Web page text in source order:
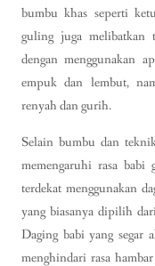
bumbu khas seperti
guling juga melibatkan
dengan menggunakan
empuk dan lembut,
renyah dan gurih.
Selain bumbu dan
memengaruhi rasa
terdekat menggunakan
yang biasanya dipilih
Daging babi yang segar
menghindari rasa